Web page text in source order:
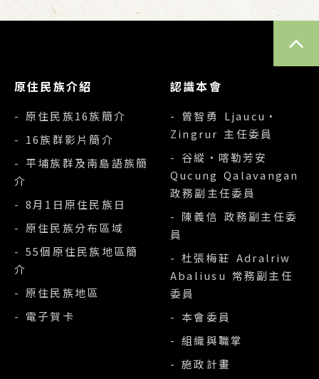
原住民族介紹
- 原住民族16族簡介
- 16族群影片簡介
- 平埔族群及南島語族簡
介
- 8月1日原住民族日
- 原住民族分布區域
- 55個原住民族地區簡
介
- 原住民族地區
- 電子賀卡
認識本會
- 曾智勇 Ljaucu‧
Zingrur 主任委員
- 谷縱‧喀勒芳安
Qucung Qalavangan
政務副主任委員
- 陳義信 政務副主任委
員
- 杜張梅莊 Adralriw
Abaliusu 常務副主任
委員
- 本會委員
- 組織與職掌
- 施政計畫